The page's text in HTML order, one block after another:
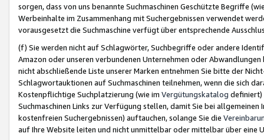
sorgen, dass von uns benannte Suchmaschinen Geschützte Begriffe
Werbeinhalte im Zusammenhang mit Suchergebnissen verwendet
vorausgesetzt die Suchmaschine verfügt über entsprechende
(f) Sie werden nicht auf Schlagwörter, Suchbegriffe oder andere
Amazon oder unseren verbundenen Unternehmen oder
nicht abschließende Liste unserer Marken entnehmen Sie bitte der
Schlagwortauktionen auf Suchmaschinen teilnehmen, wenn die sich
Kostenpflichtige Suchplatzierung (wie im Vergütungskatalog definiert)
Suchmaschinen Links zur Verfügung stellen, damit Sie bei
kostenfreien Suchergebnissen) auftauchen, solange Sie die
auf Ihre Website leiten und nicht unmittelbar oder mittelbar über eine